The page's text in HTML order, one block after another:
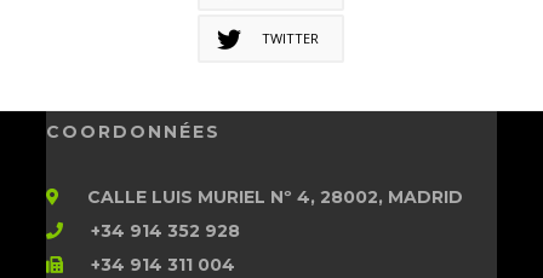
TWITTER
COORDONNÉES
CALLE LUIS MURIEL Nº 4, 28002, MADRID
+34 914 352 928
+34 914 311 004